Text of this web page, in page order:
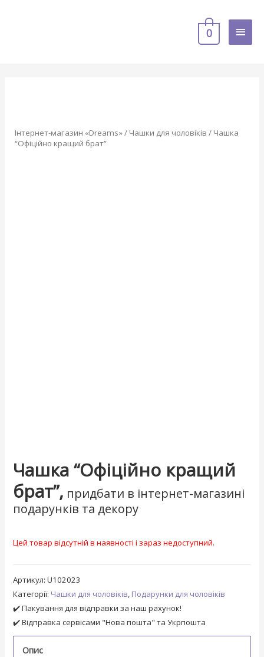
0
Інтернет-магазин «Dreams»/ Чашки для чоловіків / Чашка
“Офіційно кращий брат”
Чашка “Офіційно кращий
брат”, придбати в інтернет-магазині
подарунків та декору
Цей товар відсутній в наявності і зараз недоступний.
Артикул:U102023
Категорії: Чашки для чоловіків, Подарунки для чоловіків
✔️ Пакування для відправки за наш рахунок!
✔️ Відправка сервісами "Нова пошта" та Укрпошта
Опис